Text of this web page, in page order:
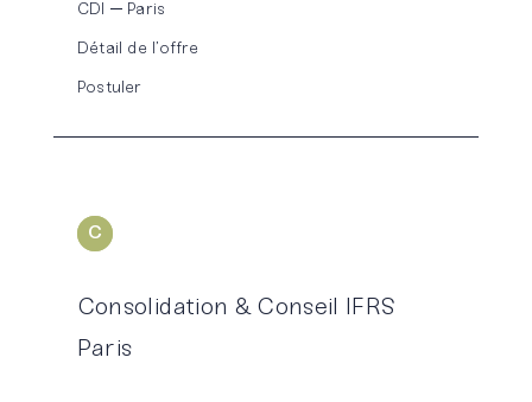
CDI Paris
Détail de l’offre
Postuler
C ONSOLIDATION
Consolidation & Conseil IFRS
Paris